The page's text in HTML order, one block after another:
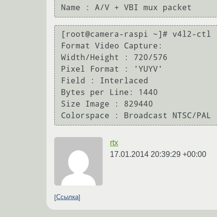
[root@camera-raspi ~]# v4l2-ctl
Format Video Capture:
Width/Height : 720/576
Pixel Format : 'YUYV'
Field : Interlaced
Bytes per Line: 1440
Size Image : 829440
rtx
17.01.2014 20:39:29 +00:00
Ссылка